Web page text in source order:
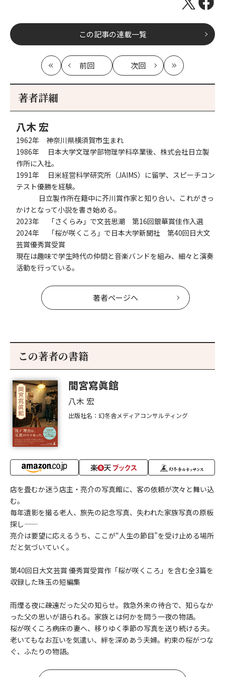
この記事の連載一覧
最
初
前回
記
次回
記
最
新
著者詳細
八木 宏
1962年 神奈川県横須賀市生まれ
1986年 日本大学文理学部物理学科卒業後、株式会社日立製
作所に入社。
1991年 日米経営科学研究所（JAIMS）に留学、スピーチコン
テスト優勝を経験。
日立製作所在籍中に芥川賞作家と知り合い、これがきっ
かけとなって小説を書き始める。
2023年 「さくらみ」で文芸思潮 第16回銀華賞佳作入選
2024年 「桜が咲くころ」で日本大学新聞社 第40回日大文
芸賞優秀賞受賞
現在は趣味で学生時代の仲間と音楽バンドを組み、細々と演奏
活動を行っている。
著者ページへ
この著者の書籍
間宮寫眞館
八木 宏
出版社名：幻冬舎メディアコンサルティング
店を畳むか迷う店主・亮介の写真館に、客の依頼が次々と舞い込
む。
毎年遺影を撮る老人、旅先の記念写真、失われた家族写真の原板
探し――
亮介は要望に応えるうち、ここが“人生の節目”を受け止める場所
だと気づいていく。
第40回日大文芸賞 優秀賞受賞作「桜が咲くころ」を含む全3篇を
収録した珠玉の短編集
雨煙る夜に――疎遠だった父の知らせ。救急外来の待合で、知らなか
った父の思いが語られる。家族とは何かを問う一夜の物語。
桜が咲くころ――病床の妻へ、移りゆく季節の写真を送り続ける夫。
老いてもなお互いを気遣い、絆を深めあう夫婦。約束の桜がつな
ぐ、ふたりの物語。